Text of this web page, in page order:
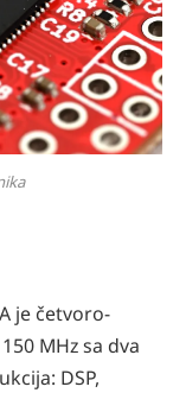
je četvoro-
MHz sa dva
DSP,